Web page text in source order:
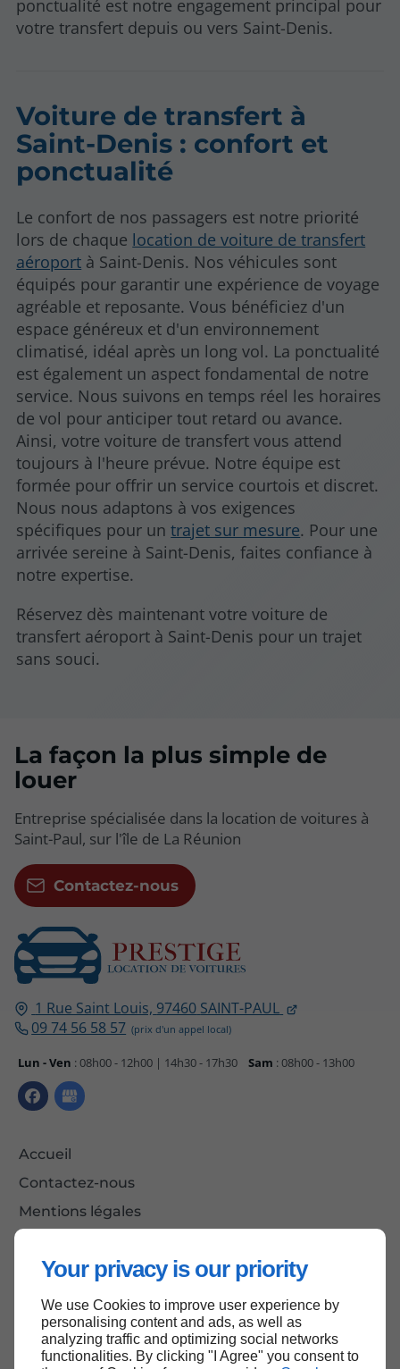
Your privacy is our priority
We use Cookies to improve user experience by
personalising content and ads, as well as
analyzing traffic and optimizing social networks
functionalities. By clicking "I Agree" you consent to
ponctualité est notre engagement principal pour
votre transfert depuis ou vers Saint-Denis.
Voiture de transfert à
Saint-Denis : confort et
ponctualité
Le confort de nos passagers est notre priorité
lors de chaque location de voiture de transfert
aéroport à Saint-Denis. Nos véhicules sont
équipés pour garantir une expérience de voyage
agréable et reposante. Vous bénéficiez d'un
espace généreux et d'un environnement
climatisé, idéal après un long vol. La ponctualité
est également un aspect fondamental de notre
service. Nous suivons en temps réel les horaires
de vol pour anticiper tout retard ou avance.
Ainsi, votre voiture de transfert vous attend
toujours à l'heure prévue. Notre équipe est
formée pour offrir un service courtois et discret.
Nous nous adaptons à vos exigences
spécifiques pour untrajet sur mesure. Pour une
arrivée sereine à Saint-Denis, faites confiance à
notre expertise.
Réservez dès maintenant votre voiture de
transfert aéroport à Saint-Denis pour un trajet
sans souci.
1 Rue Saint Louis, 97460 SAINT-PAUL
09 74 56 58 57
Lun - Ven : 08h00 - 12h00 | 14h30 - 17h30 Sam : 08h00 - 13h00
Accueil
Contactez-nous
Mentions légales
La façon la plus simple de
louer
Entreprise spécialisée dans la location de voitures à
Saint-Paul, sur l'île de La Réunion
Contactez-nous
Haut de page